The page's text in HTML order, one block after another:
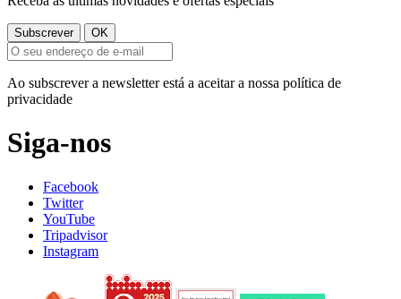
Ao subscrever a newsletter está a aceitar a nossa política de
privacidade
Siga-nos
Facebook
Twitter
YouTube
Tripadvisor
Instagram